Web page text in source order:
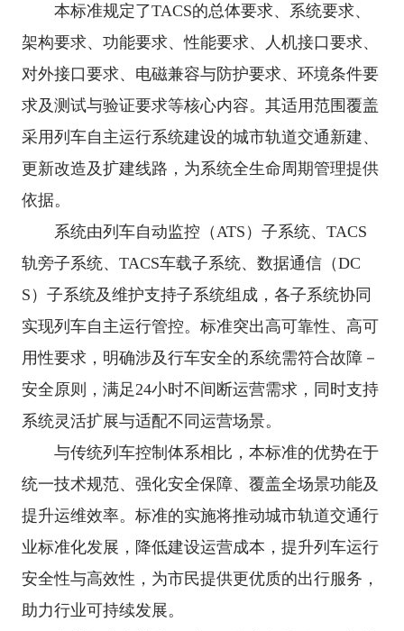
本标准规定了TACS的总体要求、系统要求、
架构要求、功能要求、性能要求、人机接口要求、
对外接口要求、电磁兼容与防护要求、环境条件要
求及测试与验证要求等核心内容。其适用范围覆盖
采用列车自主运行系统建设的城市轨道交通新建、
更新改造及扩建线路，为系统全生命周期管理提供
依据。
系统由列车自动监控（ ATS ）子系统、 TACS
轨旁子系统、 TACS车载子系统、数据通信（DC
S ）子系统及维护支持子系统组成，各子系统协同
实现列车自主运行管控。标准突出高可靠性、高可
用性要求，明确涉及行车安全的系统需符合故障－
安全原则，满足 24小时不间断运营需求，同时支持
系统灵活扩展与适配不同运营场景。
与传统列车控制体系相比，本标准的优势在于
统一技术规范、强化安全保障、覆盖全场景功能及
提升运维效率。标准的实施将推动城市轨道交通行
业标准化发展，降低建设运营成本，提升列车运行
安全性与高效性，为市民提供更优质的出行服务，
助力行业可持续发展。